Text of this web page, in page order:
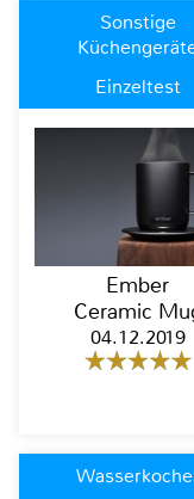
Sonstige
Einzeltest
Ember
Ceramic
04.12.2019